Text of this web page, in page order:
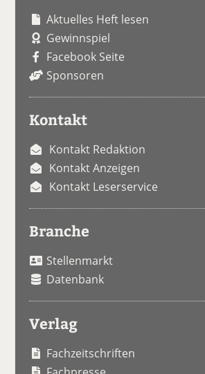
Aktuelles Heft lesen
Gewinnspiel
Facebook Seite
Sponsoren
Kontakt
Kontakt Redaktion
Kontakt Anzeigen
Kontakt Leserservice
Branche
Stellenmarkt
Datenbank
Verlag
Fachzeitschriften